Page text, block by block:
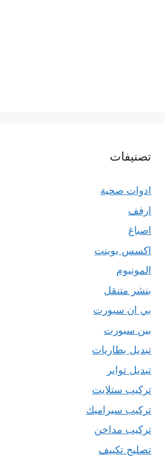
تصنيفات
ادوات صحية
ارفف
اصباغ
اكسس بوينت
المونيوم
بنشر متنقل
بي ان سبورت
بين سبورت
تبديل بطاريات
تبديل تواير
تركيب ستلايت
تركيب سيراميك
تركيب مداخن
تصليح تكييف